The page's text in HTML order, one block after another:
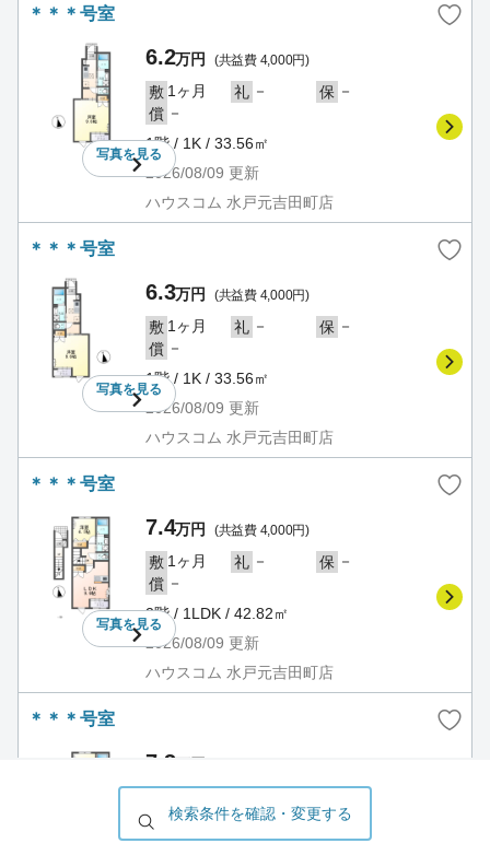
＊＊＊号室
写真を見る
6.2万円 (共益費 4,000円)
敷 1ヶ月 礼 － 保 －
償 －
1階 / 1K / 33.56㎡
2026/08/09 更新
ハウスコム 水戸元吉田町店
＊＊＊号室
写真を見る
6.3万円 (共益費 4,000円)
敷 1ヶ月 礼 － 保 －
償 －
1階 / 1K / 33.56㎡
2026/08/09 更新
ハウスコム 水戸元吉田町店
＊＊＊号室
写真を見る
7.4万円 (共益費 4,000円)
敷 1ヶ月 礼 － 保 －
償 －
2階 / 1LDK / 42.82㎡
2026/08/09 更新
ハウスコム 水戸元吉田町店
＊＊＊号室
7.3
償
－
検索条件を確認・変更する